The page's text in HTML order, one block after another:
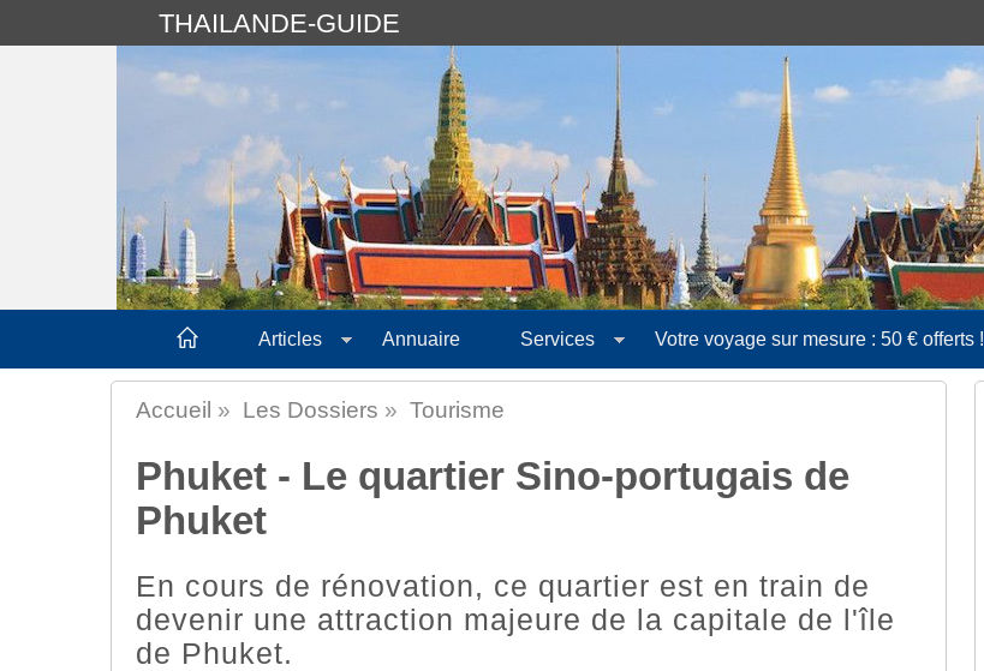
THAILANDE-GUIDE
Articles Annuaire Services Votre voyage sur mesure : 50 € offerts !
Accueil » Les Dossiers » Tourisme
Phuket - Le quartier Sino-portugais de
Phuket
En cours de rénovation, ce quartier est en train de
devenir une attraction majeure de la capitale de l'île
de Phuket.